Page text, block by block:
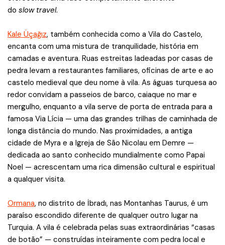
do slow travel.
Kale Üçağız, também conhecida como a Vila do Castelo,
encanta com uma mistura de tranquilidade, história em
camadas e aventura. Ruas estreitas ladeadas por casas de
pedra levam a restaurantes familiares, oficinas de arte e ao
castelo medieval que deu nome à vila. As águas turquesa ao
redor convidam a passeios de barco, caiaque no mar e
mergulho, enquanto a vila serve de porta de entrada para a
famosa Via Lícia — uma das grandes trilhas de caminhada de
longa distância do mundo. Nas proximidades, a antiga
cidade de Myra e a Igreja de São Nicolau em Demre —
dedicada ao santo conhecido mundialmente como Papai
Noel — acrescentam uma rica dimensão cultural e espiritual
a qualquer visita.
Ormana, no distrito de İbradı, nas Montanhas Taurus, é um
paraíso escondido diferente de qualquer outro lugar na
Turquia. A vila é celebrada pelas suas extraordinárias “casas
de botão” — construídas inteiramente com pedra local e